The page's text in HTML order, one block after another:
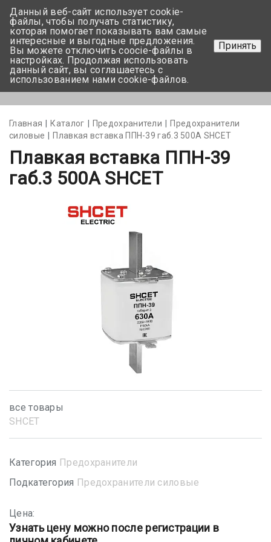
+375 17-350-99-56
+375 44-752-82-08
Задать вопрос
Главная Каталог Предохранители
Предохранители
силовые
Плавкая вставка ППН-39 габ.3 500А SHCET
Плавкая вставка ППН-39
габ.3 500А SHCET
все товары
SHСET
Категория Предохранители
Подкатегория Предохранители силовые
Цена:
Узнать цену можно после регистрации в
Данный веб-сайт использует cookie-
файлы, чтобы получать статистику,
которая помогает показывать вам самые
интересные и выгодные предложения.
Вы можете отключить coocie-файлы в
настройках. Продолжая использовать
данный сайт, вы соглашаетесь с
использованием нами cookie-файлов.
Принять